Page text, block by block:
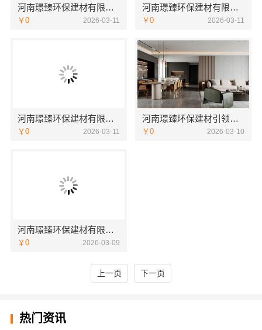
河南璟臻环保建材有限公司打造健康家居空间
￥0 2026-03-11
河南璟臻环保建材有限公司：创新科技助力绿色未来
￥0 2026-03-11
河南璟臻环保建材有限公司全铝整装：健康环保新选择
￥0 2026-03-11
河南璟臻环保建材引领全铝家居新潮流
￥0 2026-03-10
河南璟臻环保建材有限公司 全铝整装新选择
￥0 2026-03-09
上一页 下一页
热门资讯